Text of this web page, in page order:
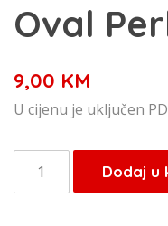
Oval
9,00 KM
U cijenu je uključen
Oval
Perla
Dodaj u